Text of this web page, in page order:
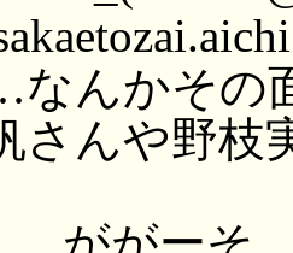
んかその
さんや野枝
がーそ